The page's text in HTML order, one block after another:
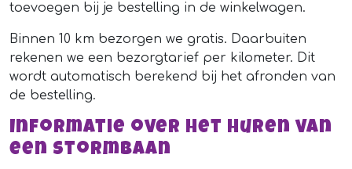
toevoegen bij je bestelling in de winkelwagen.
Binnen 10 km bezorgen we gratis. Daarbuiten
rekenen we een bezorgtarief per kilometer. Dit
wordt automatisch berekend bij het afronden van
de bestelling.
Informatie over het huren van
een stormbaan